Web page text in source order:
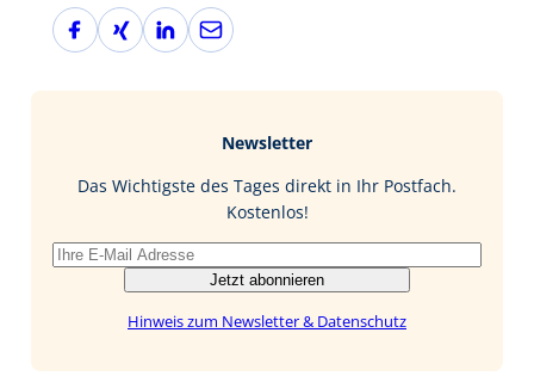
F
a
X
i
L
i
I
E
-
Newsletter
Das Wichtigste des Tages direkt in Ihr Postfach.
Kostenlos!
Jetzt abonnieren
Hinweis zum Newsletter & Datenschutz